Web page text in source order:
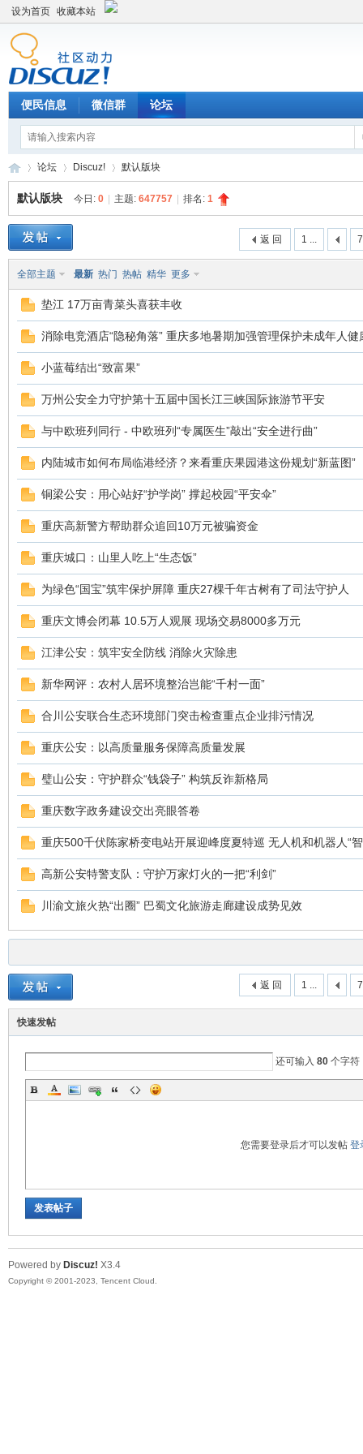
设为首页 收藏本站
便民信息 微信群 论坛
»
论坛
›
Discuz! 默认版块
默认版块 今日: 0 主题: 647757 排名: 1
1 ... 7
返 回
全部主题 最新 热门 热帖 精华 更多
垫江 17万亩青菜头喜获丰收
消除电竞酒店“隐秘角落” 重庆多地暑期加强管理保护未成年人健
小蓝莓结出“致富果”
万州公安全力守护第十五届中国长江三峡国际旅游节平安
与中欧班列同行 - 中欧班列“专属医生”敲出“安全进行曲”
内陆城市如何布局临港经济？来看重庆果园港这份规划“新蓝图”
铜梁公安：用心站好“护学岗” 撑起校园“平安伞”
重庆高新警方帮助群众追回10万元被骗资金
重庆城口：山里人吃上“生态饭”
为绿色“国宝”筑牢保护屏障 重庆27棵千年古树有了司法守护人
重庆文博会闭幕 10.5万人观展 现场交易8000多万元
江津公安：筑牢安全防线 消除火灾除患
新华网评：农村人居环境整治岂能“千村一面”
合川公安联合生态环境部门突击检查重点企业排污情况
重庆公安：以高质量服务保障高质量发展
璧山公安：守护群众“钱袋子” 构筑反诈新格局
重庆数字政务建设交出亮眼答卷
重庆500千伏陈家桥变电站开展迎峰度夏特巡 无人机和机器人“
高新公安特警支队：守护万家灯火的一把“利剑”
川渝文旅火热“出圈” 巴蜀文化旅游走廊建设成势见效
1 ... 7
返 回
快速发帖
还可输入 80个字符
您需要登录后才可以发帖 登
发表帖子
Powered by Discuz! X3.4
Copyright © 2001-2023, Tencent Cloud.